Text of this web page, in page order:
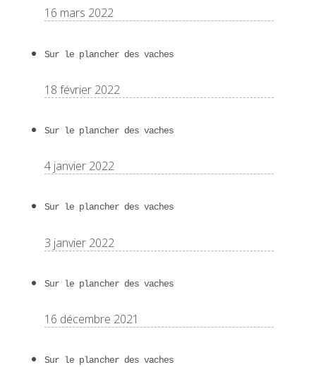
16 mars 2022
Sur le plancher des vaches
18 février 2022
Sur le plancher des vaches
4 janvier 2022
Sur le plancher des vaches
3 janvier 2022
Sur le plancher des vaches
16 décembre 2021
Sur le plancher des vaches